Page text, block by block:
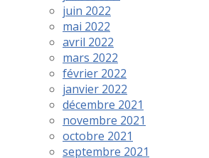
juin 2022
mai 2022
avril 2022
mars 2022
février 2022
janvier 2022
décembre 2021
novembre 2021
octobre 2021
septembre 2021